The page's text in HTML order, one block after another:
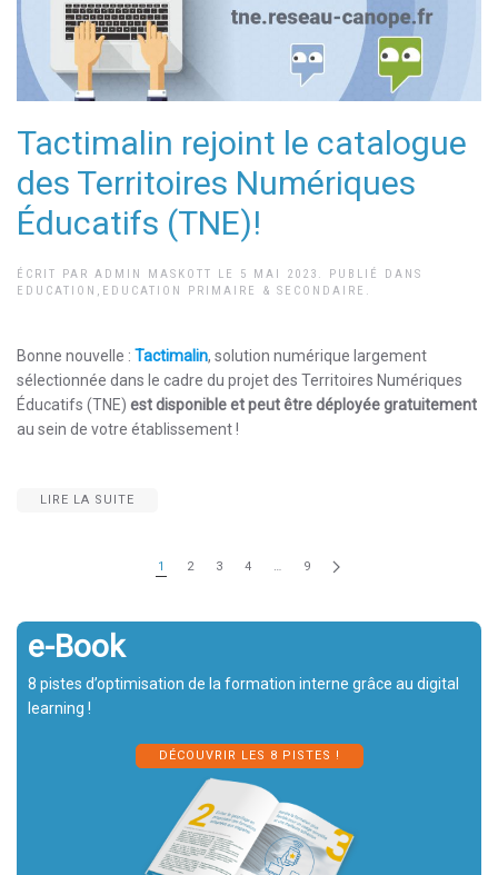
Tactimalin rejoint le catalogue
des Territoires Numériques
Éducatifs (TNE)!
ÉCRIT PAR ADMIN MASKOTT LE 5 MAI 2023 . PUBLIÉ DANS
EDUCATION , EDUCATION PRIMAIRE & SECONDAIRE .
Bonne nouvelle : Tactimalin, solution numérique largement
sélectionnée dans le cadre du projet des Territoires Numériques
Éducatifs (TNE) est disponible et peut être déployée gratuitement
au sein de votre établissement !
LIRE LA SUITE
1 2 3 4 … 9
e-Book
8 pistes d’optimisation de la formation interne grâce au digital
learning !
DÉCOUVRIR LES 8 PISTES !